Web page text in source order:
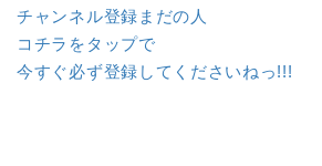
チャンネル登録まだの人
コチラをタップで
今すぐ必ず登録してくださいねっ!!!